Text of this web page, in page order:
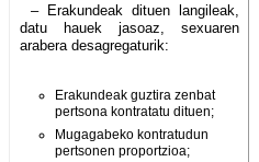
– Erakundeak dituen langileak,
datu hauek jasoaz, sexuaren
arabera desagregaturik:
Erakundeak guztira zenbat
pertsona kontratatu dituen;
Mugagabeko kontratudun
pertsonen proportzioa;